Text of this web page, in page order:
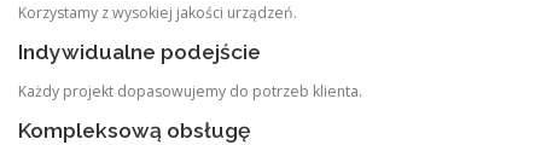
Korzystamy z wysokiej jakości urządzeń.
Indywidualne podejście
Każdy projekt dopasowujemy do potrzeb klienta.
Kompleksową obsługę